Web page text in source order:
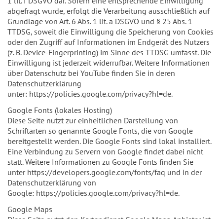
abgefragt wurde, erfolgt die Verarbeitung ausschließlich auf
Grundlage von Art. 6 Abs. 1 lit. a DSGVO und § 25 Abs. 1
TTDSG, soweit die Einwilligung die Speicherung von Cookies
oder den Zugriff auf Informationen im Endgerät des Nutzers
(z. B. Device-Fingerprinting) im Sinne des TTDSG umfasst. Die
Einwilligung ist jederzeit widerrufbar. Weitere Informationen
über Datenschutz bei YouTube finden Sie in deren
Datenschutzerklärung
unter: https://policies.google.com/privacy?hl=de.
Google Fonts (lokales Hosting)
Diese Seite nutzt zur einheitlichen Darstellung von
Schriftarten so genannte Google Fonts, die von Google
bereitgestellt werden. Die Google Fonts sind lokal installiert.
Eine Verbindung zu Servern von Google findet dabei nicht
statt. Weitere Informationen zu Google Fonts finden Sie
unter https://developers.google.com/fonts/faq und in der
Datenschutzerklärung von
Google: https://policies.google.com/privacy?hl=de.
Google Maps